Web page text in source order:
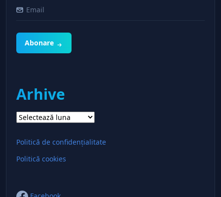
Abonare
Arhive
Arhive
Politică de confidențialitate
Politică cookies